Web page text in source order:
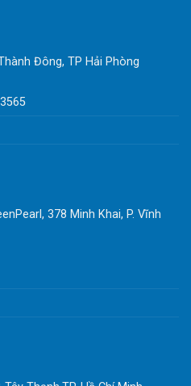
Đông, TP Hải Phòng
378 Minh Khai, P. Vĩnh